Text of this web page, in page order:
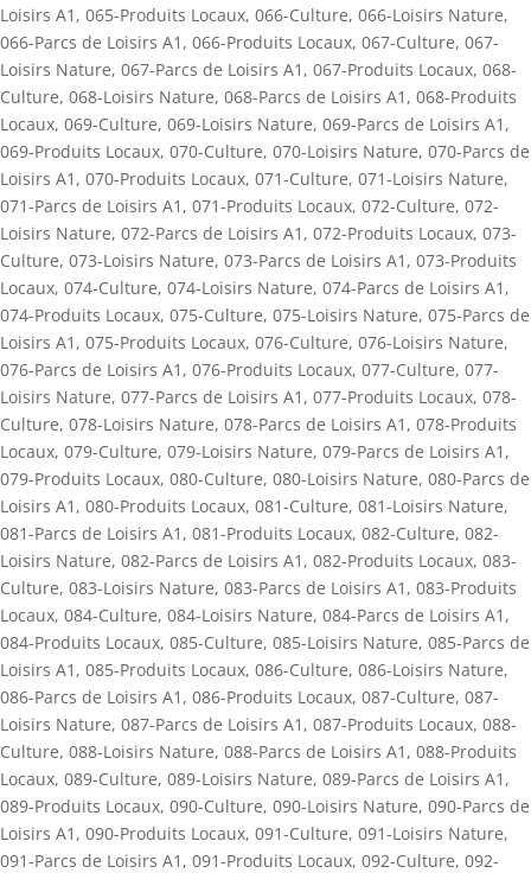
Loisirs A1 , 065-Produits Locaux, 066-Culture, 066-Loisirs Nature,
066-Parcs de Loisirs A1 , 066-Produits Locaux, 067-Culture, 067-
Loisirs Nature, 067-Parcs de Loisirs A1 , 067-Produits Locaux, 068-
Culture, 068-Loisirs Nature, 068-Parcs de Loisirs A1 , 068-Produits
Locaux, 069-Culture, 069-Loisirs Nature, 069-Parcs de Loisirs A1 ,
069-Produits Locaux, 070-Culture, 070-Loisirs Nature, 070-Parcs de
Loisirs A1 , 070-Produits Locaux, 071-Culture, 071-Loisirs Nature,
071-Parcs de Loisirs A1 , 071-Produits Locaux, 072-Culture, 072-
Loisirs Nature, 072-Parcs de Loisirs A1 , 072-Produits Locaux, 073-
Culture, 073-Loisirs Nature, 073-Parcs de Loisirs A1 , 073-Produits
Locaux, 074-Culture, 074-Loisirs Nature, 074-Parcs de Loisirs A1 ,
074-Produits Locaux, 075-Culture, 075-Loisirs Nature, 075-Parcs de
Loisirs A1 , 075-Produits Locaux, 076-Culture, 076-Loisirs Nature,
076-Parcs de Loisirs A1 , 076-Produits Locaux, 077-Culture, 077-
Loisirs Nature, 077-Parcs de Loisirs A1 , 077-Produits Locaux, 078-
Culture, 078-Loisirs Nature, 078-Parcs de Loisirs A1 , 078-Produits
Locaux, 079-Culture, 079-Loisirs Nature, 079-Parcs de Loisirs A1 ,
079-Produits Locaux, 080-Culture, 080-Loisirs Nature, 080-Parcs de
Loisirs A1 , 080-Produits Locaux, 081-Culture, 081-Loisirs Nature,
081-Parcs de Loisirs A1 , 081-Produits Locaux, 082-Culture, 082-
Loisirs Nature, 082-Parcs de Loisirs A1 , 082-Produits Locaux, 083-
Culture, 083-Loisirs Nature, 083-Parcs de Loisirs A1 , 083-Produits
Locaux, 084-Culture, 084-Loisirs Nature, 084-Parcs de Loisirs A1 ,
084-Produits Locaux, 085-Culture, 085-Loisirs Nature, 085-Parcs de
Loisirs A1 , 085-Produits Locaux, 086-Culture, 086-Loisirs Nature,
086-Parcs de Loisirs A1 , 086-Produits Locaux, 087-Culture, 087-
Loisirs Nature, 087-Parcs de Loisirs A1 , 087-Produits Locaux, 088-
Culture, 088-Loisirs Nature, 088-Parcs de Loisirs A1 , 088-Produits
Locaux, 089-Culture, 089-Loisirs Nature, 089-Parcs de Loisirs A1 ,
089-Produits Locaux, 090-Culture, 090-Loisirs Nature, 090-Parcs de
Loisirs A1 , 090-Produits Locaux, 091-Culture, 091-Loisirs Nature,
091-Parcs de Loisirs A1 , 091-Produits Locaux, 092-Culture, 092-